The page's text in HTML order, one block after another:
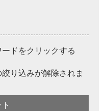
ドをクリックする
り込みが解除されま